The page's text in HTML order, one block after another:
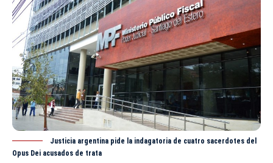
Justicia argentina pide la indagatoria de cuatro sacerdotes del
Opus Dei acusados de trata